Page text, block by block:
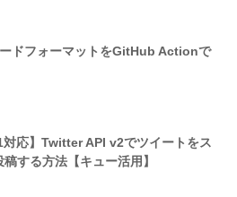
ドフォーマットをGitHub Actionで
対応】Twitter API v2でツイートをス
する方法【キュー活用】